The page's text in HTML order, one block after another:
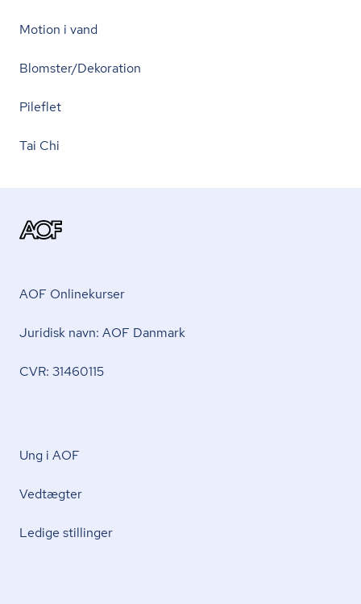
Motion i vand
Blomster/Dekoration
Pileflet
Tai Chi
AOF Onlinekurser
Juridisk navn: AOF Danmark
CVR: 31460115
Ung i AOF
Vedtægter
Ledige stillinger